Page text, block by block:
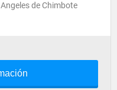
de Chimbote